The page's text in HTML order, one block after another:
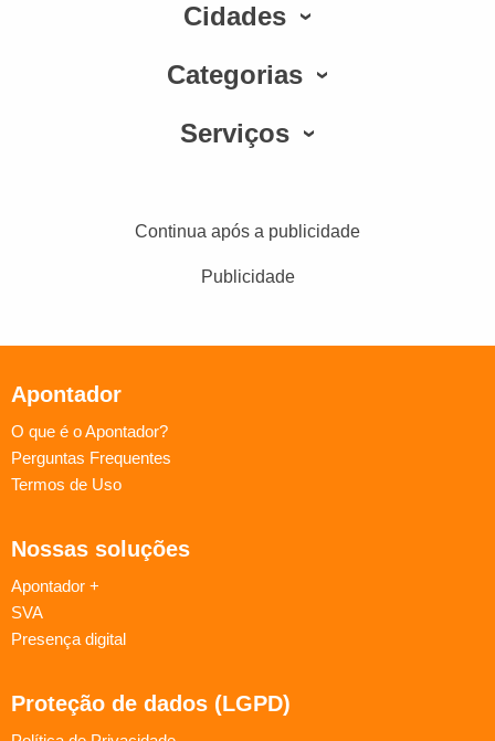
Cidades
Categorias
Serviços
Continua após a publicidade
Publicidade
Apontador
O que é o Apontador?
Perguntas Frequentes
Termos de Uso
Nossas soluções
Apontador +
SVA
Presença digital
Proteção de dados (LGPD)